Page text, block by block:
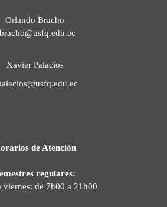
Orlando Bracho
Xavier Palacios
de Atención
regulares:
viernes: de 7h00 a 21h00